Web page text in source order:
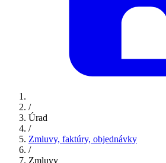
/
Úrad
/
Zmluvy, faktúry, objednávky
/
Zmluvy